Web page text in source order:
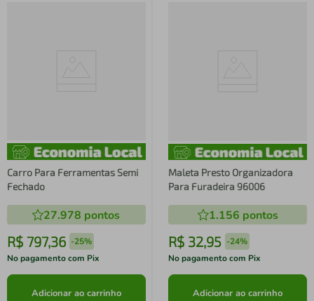
Carro Para Ferramentas Semi
Fechado
27.978 pontos
R$ 797,36 -25%
No pagamento com Pix
Adicionar ao carrinho
Maleta Presto Organizadora
Para Furadeira 96006
1.156 pontos
R$ 32,95 -24%
No pagamento com Pix
Adicionar ao carrinho